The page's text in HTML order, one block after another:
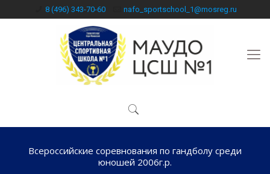
8 (496) 343-70-60 nafo_sportschool_1@mosreg.ru
Всероссийские соревнования по гандболу среди
юношей 2006г.р.